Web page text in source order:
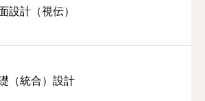
設計（視伝）
（統合）設計